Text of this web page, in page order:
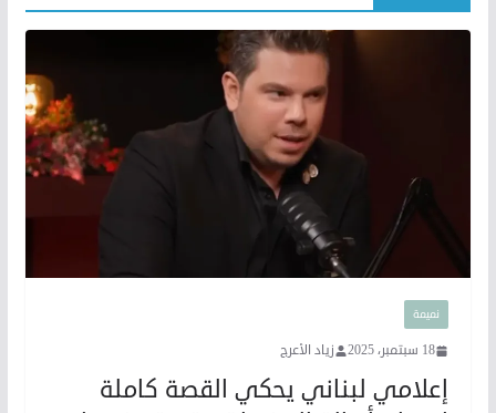
نميمة
18 سبتمبر، 2025 زياد الأعرج
إعلامي لبناني يحكي القصة كاملة